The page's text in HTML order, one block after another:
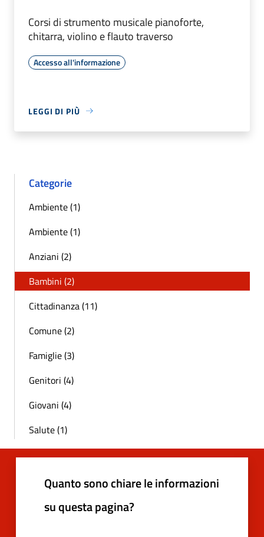
Corsi di strumento musicale pianoforte,
chitarra, violino e flauto traverso
Accesso all'informazione
LEGGI DI PIÙ
Categorie
Ambiente (1)
Ambiente (1)
Anziani (2)
Bambini (2)
Cittadinanza (11)
Comune (2)
Famiglie (3)
Genitori (4)
Giovani (4)
Salute (1)
Quanto sono chiare le informazioni
su questa pagina?